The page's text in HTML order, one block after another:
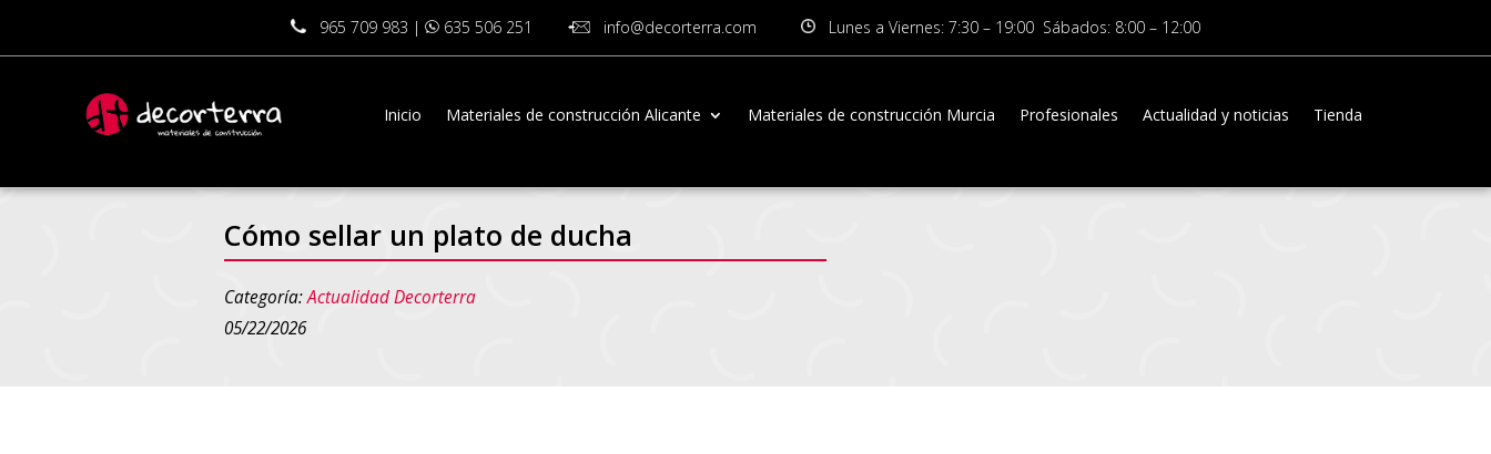
965 709 983 | 635 506 251 info@decorterra.com Lunes a Viernes: 7:30 – 19:00 Sábados: 8:00 – 12:00
Inicio Materiales de construcción Alicante Materiales de construcción Murcia Profesionales Actualidad y noticias Tienda
Cómo sellar un plato de ducha
Categoría:Actualidad Decorterra
05/22/2026